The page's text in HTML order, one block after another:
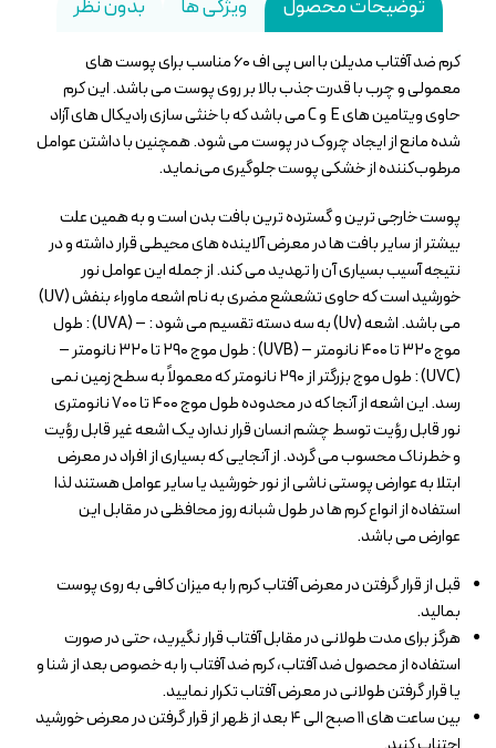
توضیحات محصول ویژگی ها بدون نظر
کرم ضد آفتاب مدیلن با اس پی اف ۶۰ مناسب برای پوست های
معمولی و چرب با قدرت جذب بالا بر روی پوست می باشد. این کرم
حاوی ویتامین های E و C می باشد که با خنثی سازی رادیکال های آزاد
شده مانع از ایجاد چروک در پوست می شود. همچنین با داشتن عوامل
مرطوب‌کننده از خشکی پوست جلوگیری می‌نماید.
پوست خارجی ترین و گسترده ترین بافت بدن است و به همین علت
بیشتر از سایر بافت ها در معرض آلاینده های محیطی قرار داشته و در
نتیجه آسیب بسیاری آن را تهدید می کند. از جمله این عوامل نور
خورشید است که حاوی تشعشع مضری به نام اشعه ماوراء بنفش (UV)
می باشد. اشعه (Uv) به سه دسته تقسیم می شود : – (UVA) : طول
موج ۳۲۰ تا ۴۰۰ نانومتر – (UVB) : طول موج ۲۹۰ تا ۳۲۰ نانومتر –
(UVC) : طول موج بزرگتر از ۲۹۰ نانومتر که معمولاً به سطح زمین نمی
رسد. این اشعه از آنجا که در محدوده طول موج ۴۰۰ تا ۷۰۰ نانومتری
نور قابل رؤیت توسط چشم انسان قرار ندارد یک اشعه غیر قابل رؤیت
و خطرناک محسوب می گردد. از آنجایی که بسیاری از افراد در معرض
ابتلا به عوارض پوستی ناشی از نور خورشید یا سایر عوامل هستند لذا
استفاده از انواع کرم ها در طول شبانه روز محافظی در مقابل این
عوارض می باشد.
قبل از قرار گرفتن در معرض آفتاب کرم را به میزان کافی به روی پوست
بمالید.
هرگز برای مدت طولانی در مقابل آفتاب قرار نگیرید، حتی در صورت
استفاده از محصول ضد آفتاب، کرم ضد آفتاب را به خصوص بعد از شنا و
یا قرار گرفتن طولانی در معرض آفتاب تکرار نمایید.
بین ساعت های ۱۱ صبح الی ۴ بعد از ظهر از قرار گرفتن در معرض خورشید